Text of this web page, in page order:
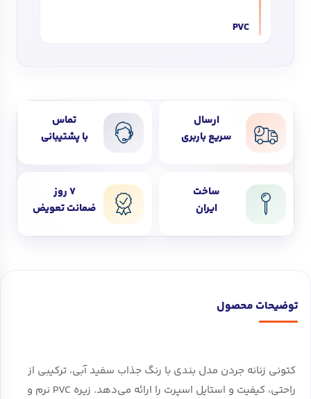
PVC
ارسال
سریع باربری
تماس
با پشتیبانی
ساخت
ایران
7 روز
ضمانت تعویض
توضیحات محصول
کتونی زنانه جردن مدل بندی با رنگ جذاب سفید آبی، ترکیبی از
راحتی، کیفیت و استایل اسپرت را ارائه می‌دهد. زیره PVC نرم و